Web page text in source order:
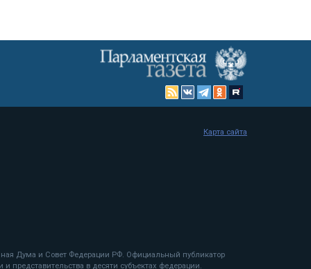
Дума и Совет Федерации РФ. Официальный публикатор
представительства в десяти субъектах федерации.
Карта сайта